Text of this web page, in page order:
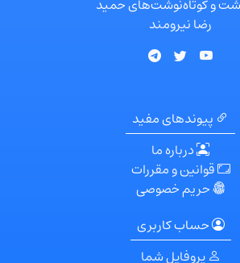
رضا نیرومند
پیوندهای مفید
درباره ما
قوانین و مقررات
حریم خصوصی
حساب کاربری
پروفایل شما